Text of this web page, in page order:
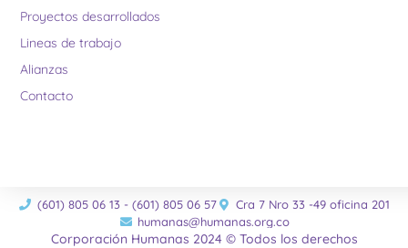
Proyectos desarrollados
Lineas de trabajo
Alianzas
Contacto
(601) 805 06 13 - (601) 805 06 57
Cra 7 Nro 33 -49 oficina 201
humanas@humanas.org.co
Corporación Humanas 2024 © Todos los derechos